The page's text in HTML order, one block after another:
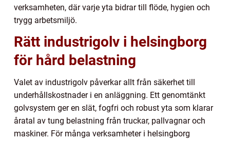
verksamheten, där varje yta bidrar till flöde, hygien och
trygg arbetsmiljö.
Rätt industrigolv i helsingborg
för hård belastning
Valet av industrigolv påverkar allt från säkerhet till
underhållskostnader i en anläggning. Ett genomtänkt
golvsystem ger en slät, fogfri och robust yta som klarar
åratal av tung belastning från truckar, pallvagnar och
maskiner. För många verksamheter i helsingborg